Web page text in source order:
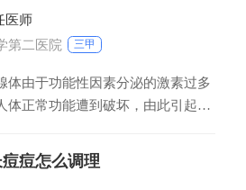
医师
第二医院
三甲
体由于功能性因素分泌的激素过多
体正常功能遭到破坏，由此引起各
月经失调、不孕不育，男性出现乳
陈代谢加快、血糖增高等情况。
痘怎么调理